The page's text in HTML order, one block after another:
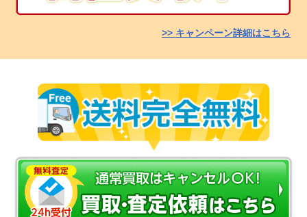
>> キャンペーン詳細はこちら